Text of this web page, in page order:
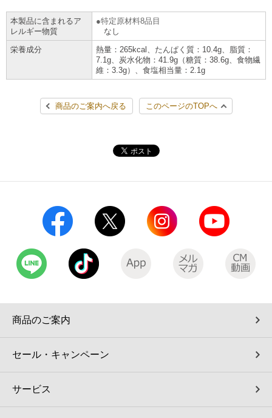
チケット
各種料金のお支払い
自転車シェアリング（店舗限定）
モバイルバッテリーシェアリング（店舗限定）
CNプレイガイド
国内店舗数
セブン-イレブンの歴史
4VISIONS
サステナビリティニュース
サステナビリティレポート
Language
English (Corporate)
English (Services)
한국어(서비스)
本製品に含まれるア
レルギー物質
特定原材料8品目
なし
栄養成分
熱量：265kcal、たんぱく質：10.4g、脂質：
7.1g、炭水化物：41.9g（糖質：38.6g、食物繊
維：3.3g）、食塩相当量：2.1g
商品のご案内へ戻る このページのTOPへ
商品のご案内
セール・キャンペーン
サービス